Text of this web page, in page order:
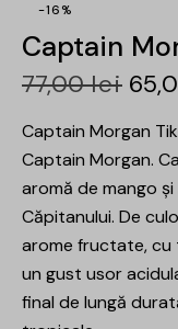
-16%
Captain
77,00lei
Captain Morgan
Captain Morgan.
aromă de mango
Căpitanului. De
arome fructate,
un gust usor
final de lungă